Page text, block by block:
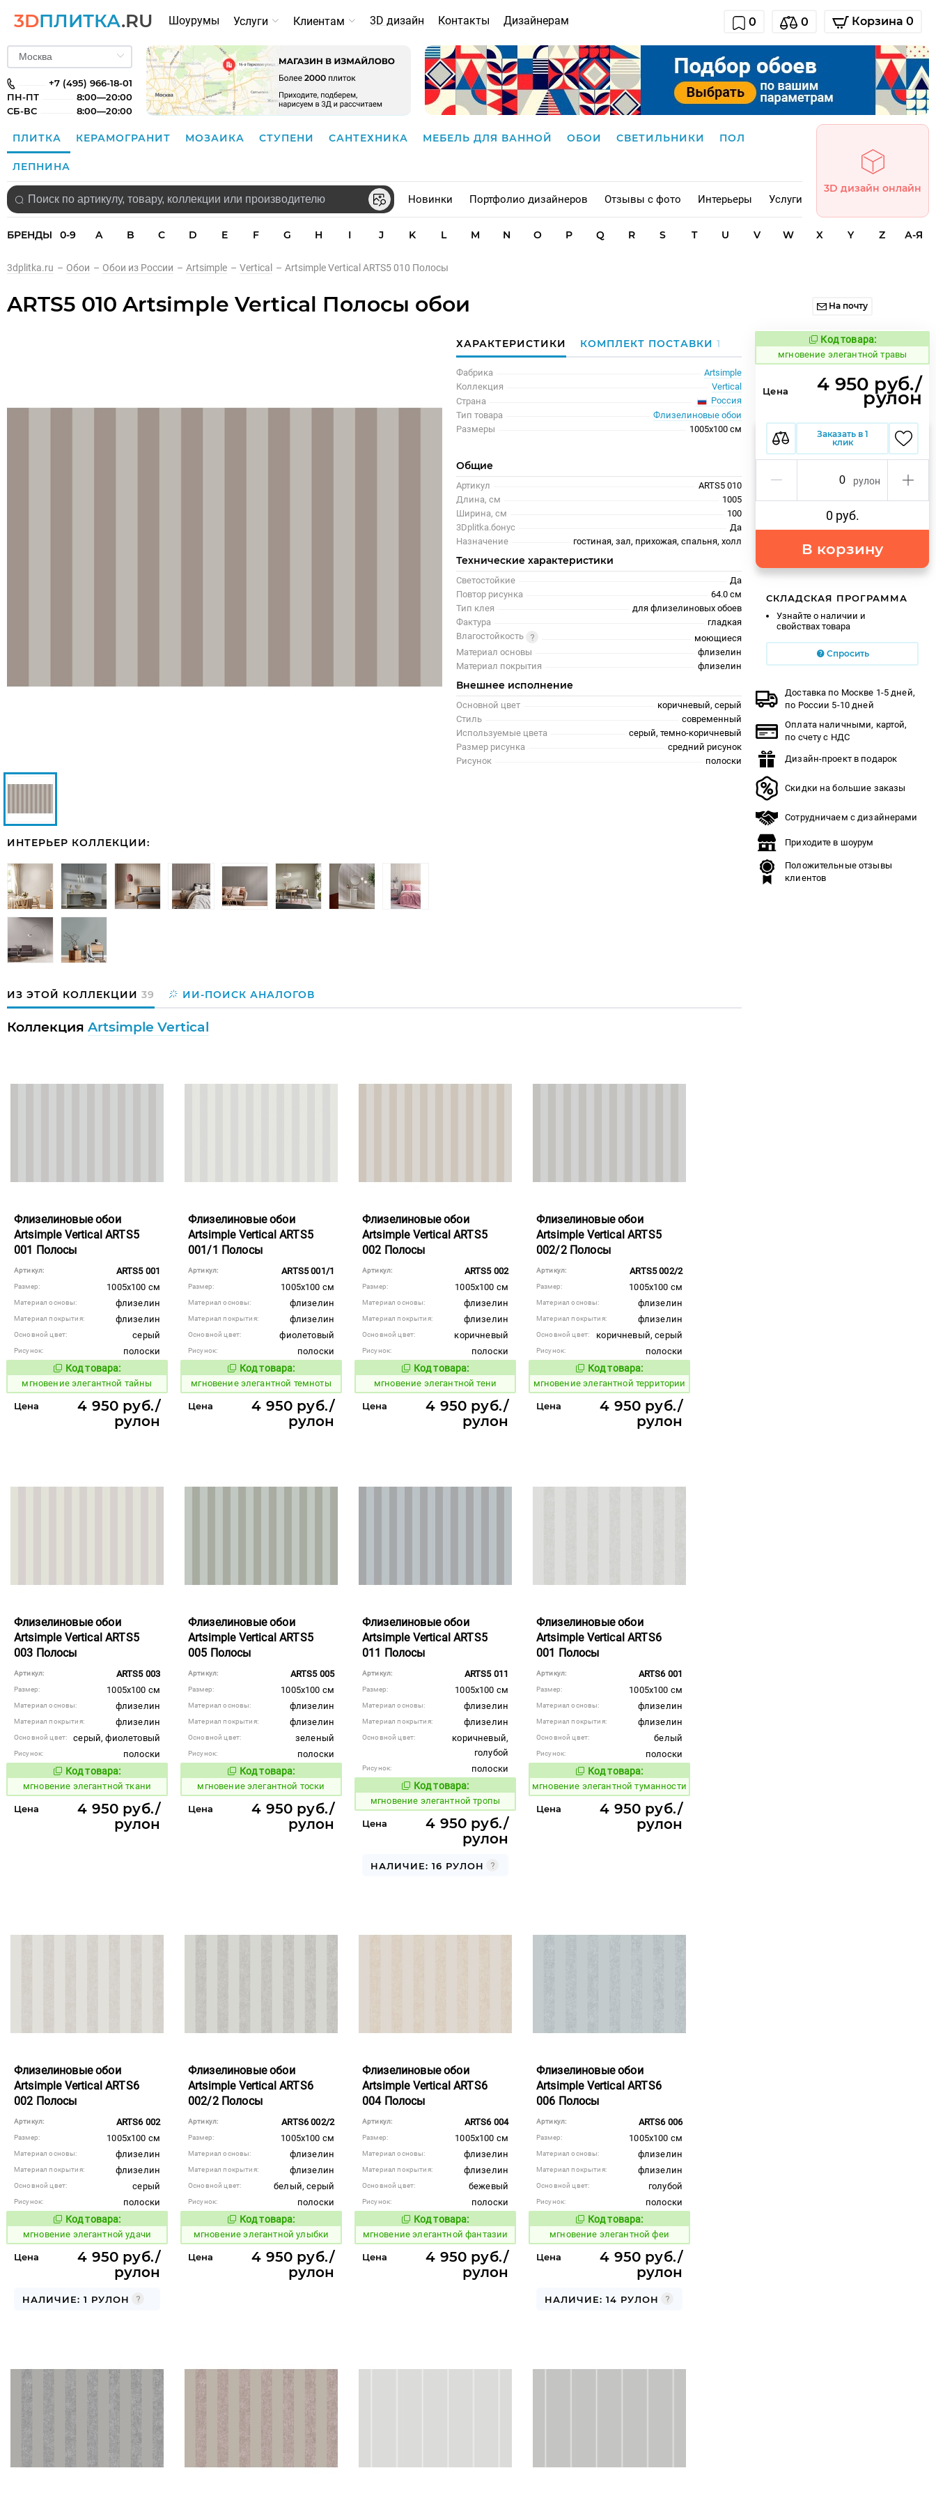
3DПЛИТКА.RU Шоурумы Услуги Клиентам 3D дизайн Контакты Дизайнерам 0 0 Корзина 0
+7 (495) 966-18-01
ПН-ПТ
8:00—20:00
СБ-ВС
8:00—20:00
ПЛИТКА КЕРАМОГРАНИТ МОЗАИКА СТУПЕНИ САНТЕХНИКА МЕБЕЛЬ ДЛЯ ВАННОЙ ОБОИ СВЕТИЛЬНИКИ ПОЛ
ЛЕПНИНА
Новинки Портфолио дизайнеров Отзывы с фото Интерьеры Услуги
3D дизайн онлайн
БРЕНДЫ 0-9 A B C D E F G H I J K L M N O P Q R S T U V W X Y Z А-Я
3dplitka.ru – Обои – Обои из России – Artsimple – Vertical – Artsimple Vertical ARTS5 010 Полосы
ARTS5 010 Artsimple Vertical Полосы обои На почту
ИНТЕРЬЕР КОЛЛЕКЦИИ:
ХАРАКТЕРИСТИКИ КОМПЛЕКТ ПОСТАВКИ1
Фабрика
Artsimple
Коллекция
Vertical
Страна
Россия
Тип товара
Флизелиновые обои
Размеры
1005x100 см
Общие
Артикул
ARTS5 010
Длина, см
1005
Ширина, см
100
3Dplitka.бонус
Да
Назначение
гостиная, зал, прихожая, спальня, холл
Технические характеристики
Светостойкие
Да
Повтор рисунка
64.0 см
Тип клея
для флизелиновых обоев
Фактура
гладкая
Влагостойкость
моющиеся
Материал основы
флизелин
Материал покрытия
флизелин
Внешнее исполнение
Основной цвет
коричневый, серый
Стиль
современный
Используемые цвета
серый, темно-коричневый
Размер рисунка
средний рисунок
Рисунок
полоски
ИЗ ЭТОЙ КОЛЛЕКЦИИ 39 ИИ-ПОИСК АНАЛОГОВ
Коллекция Artsimple Vertical
Флизелиновые обои
Artsimple Vertical ARTS5
001 Полосы
Артикул: ARTS5 001
Размер: 1005x100 см
Материал основы: флизелин
Материал покрытия: флизелин
Основной цвет: серый
Рисунок:
полоски
Код товара:
941976 Код товара:
мгновение элегантной тайны
Цена
4 950 руб./
рулон
Флизелиновые обои
Artsimple Vertical ARTS5
001/1 Полосы
Артикул: ARTS5 001/1
Размер: 1005x100 см
Материал основы: флизелин
Материал покрытия: флизелин
Основной цвет: фиолетовый
Рисунок:
полоски
Код товара:
941977 Код товара:
мгновение элегантной темноты
Цена
4 950 руб./
рулон
Флизелиновые обои
Artsimple Vertical ARTS5
002 Полосы
Артикул: ARTS5 002
Размер: 1005x100 см
Материал основы: флизелин
Материал покрытия: флизелин
Основной цвет: коричневый
Рисунок:
полоски
Код товара:
941978 Код товара:
мгновение элегантной тени
Цена
4 950 руб./
рулон
Флизелиновые обои
Artsimple Vertical ARTS5
002/2 Полосы
Артикул: ARTS5 002/2
Размер: 1005x100 см
Материал основы: флизелин
Материал покрытия: флизелин
Основной цвет: коричневый, серый
Рисунок:
полоски
Код товара:
941979 Код товара:
мгновение элегантной территории
Цена
4 950 руб./
рулон
Флизелиновые обои
Artsimple Vertical ARTS5
003 Полосы
Артикул: ARTS5 003
Размер: 1005x100 см
Материал основы: флизелин
Материал покрытия: флизелин
Основной цвет: серый, фиолетовый
Рисунок:
полоски
Код товара:
941980 Код товара:
мгновение элегантной ткани
Цена
4 950 руб./
рулон
Флизелиновые обои
Artsimple Vertical ARTS5
005 Полосы
Артикул: ARTS5 005
Размер: 1005x100 см
Материал основы: флизелин
Материал покрытия: флизелин
Основной цвет: зеленый
Рисунок:
полоски
Код товара:
941981 Код товара:
мгновение элегантной тоски
Цена
4 950 руб./
рулон
Флизелиновые обои
Artsimple Vertical ARTS5
011 Полосы
Артикул: ARTS5 011
Размер: 1005x100 см
Материал основы: флизелин
Материал покрытия: флизелин
Основной цвет:
коричневый,
голубой
Рисунок:
полоски
Код товара:
941983 Код товара:
мгновение элегантной тропы
Цена
4 950 руб./
рулон
НАЛИЧИЕ: 16 РУЛОН
Флизелиновые обои
Artsimple Vertical ARTS6
001 Полосы
Артикул: ARTS6 001
Размер: 1005x100 см
Материал основы: флизелин
Материал покрытия: флизелин
Основной цвет: белый
Рисунок:
полоски
Код товара:
941984 Код товара:
мгновение элегантной туманности
Цена
4 950 руб./
рулон
Флизелиновые обои
Artsimple Vertical ARTS6
002 Полосы
Артикул: ARTS6 002
Размер: 1005x100 см
Материал основы: флизелин
Материал покрытия: флизелин
Основной цвет: серый
Рисунок:
полоски
Код товара:
941985 Код товара:
мгновение элегантной удачи
Цена
4 950 руб./
рулон
НАЛИЧИЕ: 1 РУЛОН
Флизелиновые обои
Artsimple Vertical ARTS6
002/2 Полосы
Артикул: ARTS6 002/2
Размер: 1005x100 см
Материал основы: флизелин
Материал покрытия: флизелин
Основной цвет: белый, серый
Рисунок:
полоски
Код товара:
941986 Код товара:
мгновение элегантной улыбки
Цена
4 950 руб./
рулон
Флизелиновые обои
Artsimple Vertical ARTS6
004 Полосы
Артикул: ARTS6 004
Размер: 1005x100 см
Материал основы: флизелин
Материал покрытия: флизелин
Основной цвет: бежевый
Рисунок:
полоски
Код товара:
941987 Код товара:
мгновение элегантной фантазии
Цена
4 950 руб./
рулон
Флизелиновые обои
Artsimple Vertical ARTS6
006 Полосы
Артикул: ARTS6 006
Размер: 1005x100 см
Материал основы: флизелин
Материал покрытия: флизелин
Основной цвет: голубой
Рисунок:
полоски
Код товара:
941988 Код товара:
мгновение элегантной феи
Цена
4 950 руб./
рулон
НАЛИЧИЕ: 14 РУЛОН
Код товара:
941982 Код товара:
мгновение элегантной травы
Цена 4 950 руб./
рулон
Заказать в 1
клик
рулон
0 руб.
В корзину
СКЛАДСКАЯ ПРОГРАММА
Узнайте о наличии и
свойствах товара
Спросить
Доставка по Москве 1-5 дней,
по России 5-10 дней
Оплата наличными, картой,
по счету с НДС
Дизайн-проект в подарок
Скидки на большие заказы
Сотрудничаем с дизайнерами
Приходите в шоурум
Положительные отзывы
клиентов